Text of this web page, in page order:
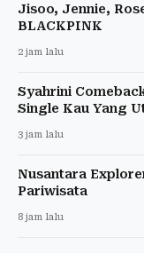
Jisoo, Jennie,
BLACKPINK
2 jam lalu
Syahrini
Single Kau Yang
3 jam lalu
Nusantara
Pariwisata
8 jam lalu